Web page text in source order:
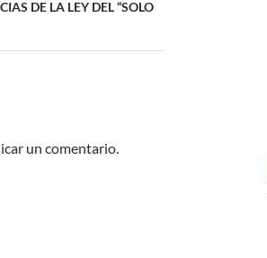
DE LA LEY DEL “SOLO
un comentario.